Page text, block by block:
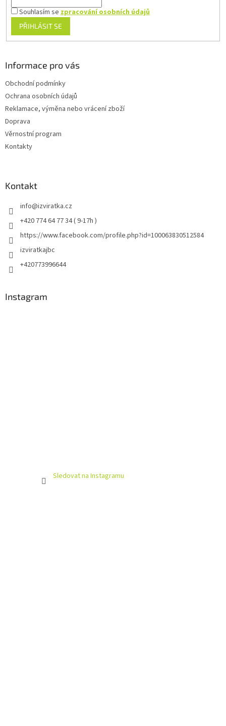
Souhlasím sezpracování osobních údajů
PŘIHLÁSIT SE
Informace pro vás
Obchodní podmínky
Ochrana osobních údajů
Reklamace, výměna nebo vrácení zboží
Doprava
Věrnostní program
Kontakty
Kontakt
info@izviratka.cz
+420 774 64 77 34 ( 9-17h )
https://www.facebook.com/profile.php?id=100063830512584
izviratkajbc
+420773996644
Instagram
Sledovat na Instagramu